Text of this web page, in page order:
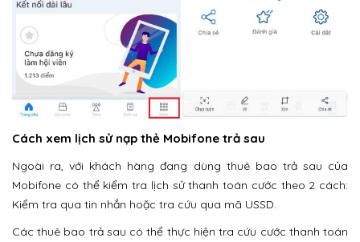
Cách xem lịch sử nạp thẻ Mobifone trả sau
Ngoài ra, với khách hàng đang dùng thuê bao trả sau của
Mobifone có thể kiểm tra lịch sử thanh toán cước theo 2 cách:
Kiểm tra qua tin nhắn hoặc tra cứu qua mã USSD.
Các thuê bao trả sau có thể thực hiện tra cứu cước thanh toán